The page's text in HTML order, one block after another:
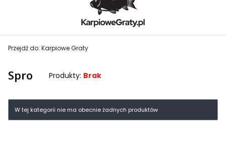
Przejdź do: Karpiowe Graty
Spro Produkty: Brak
W tej kategorii nie ma obecnie żadnych produktów